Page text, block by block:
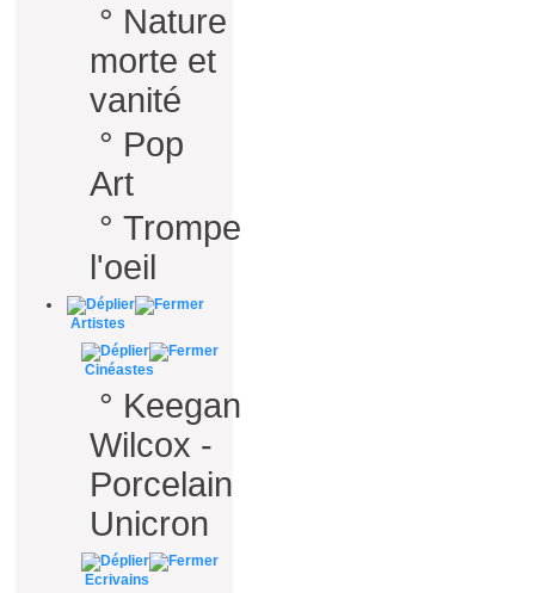
° Nature
morte et
vanité
° Pop
Art
° Trompe
l'oeil
Artistes
Cinéastes
° Keegan
Wilcox -
Porcelain
Unicron
Ecrivains